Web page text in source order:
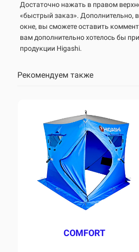
Достаточно нажать в правом
«быстрый заказ». Дополнительно,
окне, вы сможете оставить
вам дополнительно хотелось бы
продукции Higashi.
Рекомендуем также
COMFORT